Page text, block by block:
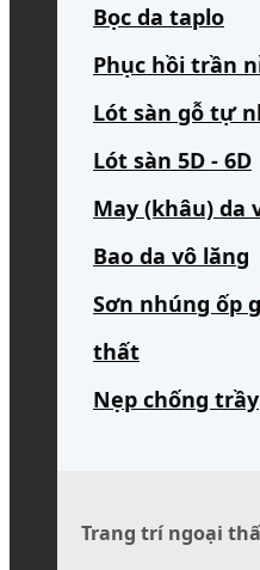
Bọc da taplo
Phục hồi trần
Lót sàn gỗ tự
Lót sàn 5D - 6D
May (khâu) da
Bao da vô lăng
Sơn nhúng ốp
thất
Nẹp chống trầy
Trang trí ngoại